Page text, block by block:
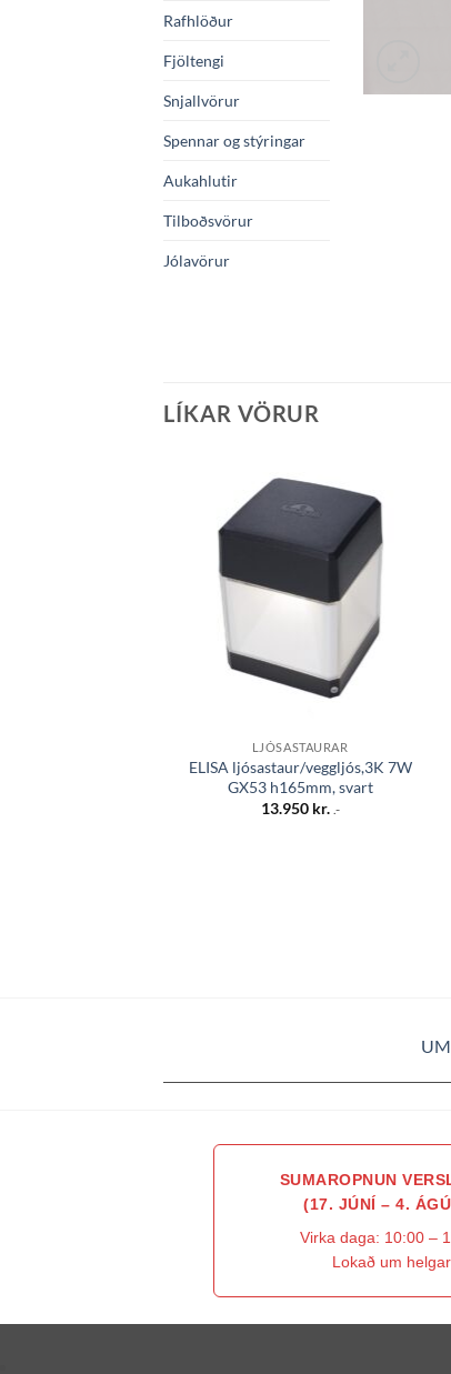
Rafhlöður
Fjöltengi
Snjallvörur
Spennar og stýringar
Aukahlutir
Tilboðsvörur
Jólavörur
LÍKAR VÖRUR
Bæta á
óskalista
LJÓSASTAURAR
ELISA ljósastaur/veggljós,3K 7W
GX53 h165mm, svart
13.950 kr. .-
SUMAROPNUN
(17. JÚNÍ – 4.
Virka daga: 10:00 –
Lokað um helgar